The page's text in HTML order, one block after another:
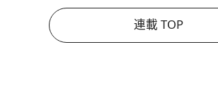
連載 TOP